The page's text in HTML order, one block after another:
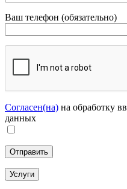
Ваш телефон (обязательно)
Согласен(на) на обработку
данных
Услуги